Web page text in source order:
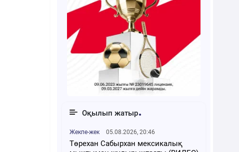
Оқылып жатыр
Жекпе-жек 05.08.2026, 20:46
Төрехан Сабырхан мексикалық